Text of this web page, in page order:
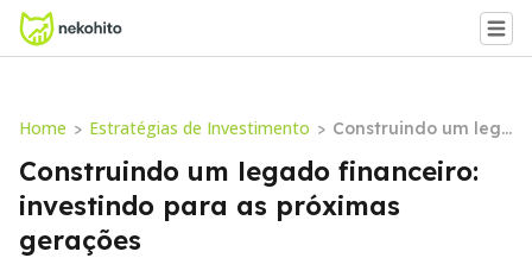
Home > Estratégias de Investimento > Construindo um lega
do financeiro: investi
ndo para as próxima
s gerações
Construindo um legado financeiro:
investindo para as próximas
gerações